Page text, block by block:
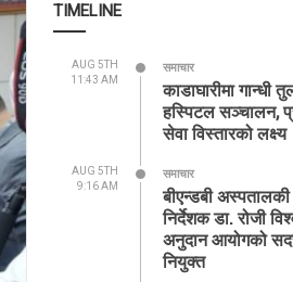
TIMELINE
AUG 5TH
11:43 AM
समाचार
काडाघारीमा गान्धी
हस्पिटल सञ्चालन,
सेवा विस्तारको लक्ष्य
AUG 5TH
9:16 AM
समाचार
बीएन्डबी अस्पतालकी
निर्देशक डा. रोजी
अनुदान आयोगको
नियुक्त